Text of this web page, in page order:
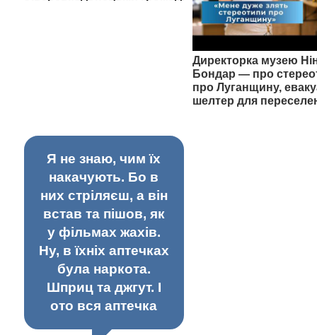
Директорка музею
Бондар — про
про Луганщину,
шелтер для
Я не знаю, чим їх
накачують. Бо в
них стріляєш, а він
встав та пішов, як
у фільмах жахів.
Ну, в їхніх аптечках
була наркота.
Шприц та джгут. І
ото вся аптечка